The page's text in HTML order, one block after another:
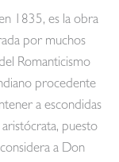
1835, es la obra
por muchos
Romanticismo
procedente
a escondidas
puesto
a Don